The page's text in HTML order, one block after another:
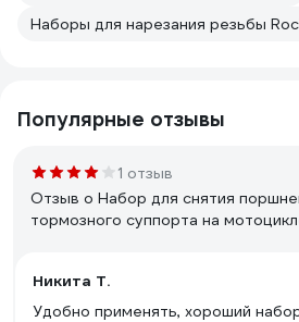
Наборы для нарезания резьбы
Популярные отзывы
1 отзыв
Отзыв о Набор для снятия
тормозного суппорта на
Никита Т.
Удобно применять, хороший